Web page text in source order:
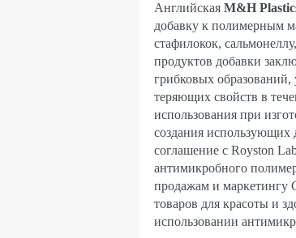
Английская M&H
добавку к полимерным
стафилокок,
продуктов добавки
грибковых
теряющих свойств в
использования при
создания использующих
соглашение с Royston
антимикробного
продажам и маркетингу
товаров для красоты и
использовании